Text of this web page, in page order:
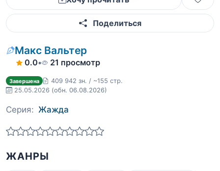
Поделиться
Макс Вальтер
0.0• 21 просмотр
Завершена
409 942 зн. / ~155 стр.
25.05.2026 (обн. 06.08.2026)
Серия: Жажда
ЖАНРЫ